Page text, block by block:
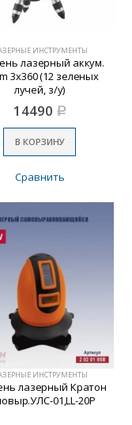
ИНСТРУМЕНТЫ
лазерный аккум.
3х360 (12 зеленых
лучей, з/у)
14490 Р
В КОРЗИНУ
Сравнить
ИНСТРУМЕНТЫ
лазерный Кратон
01,LL-20P